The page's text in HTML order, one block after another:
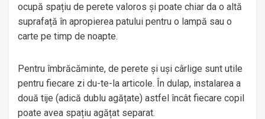
ocupă spațiu de perete valoros și poate chiar da o altă
suprafață în apropierea patului pentru o lampă sau o
carte pe timp de noapte.
Pentru îmbrăcăminte, de perete și uși cârlige sunt utile
pentru fiecare zi du-te-la articole. În dulap, instalarea a
două tije (adică dublu agățate) astfel încât fiecare copil
poate avea spațiu agățat separat.